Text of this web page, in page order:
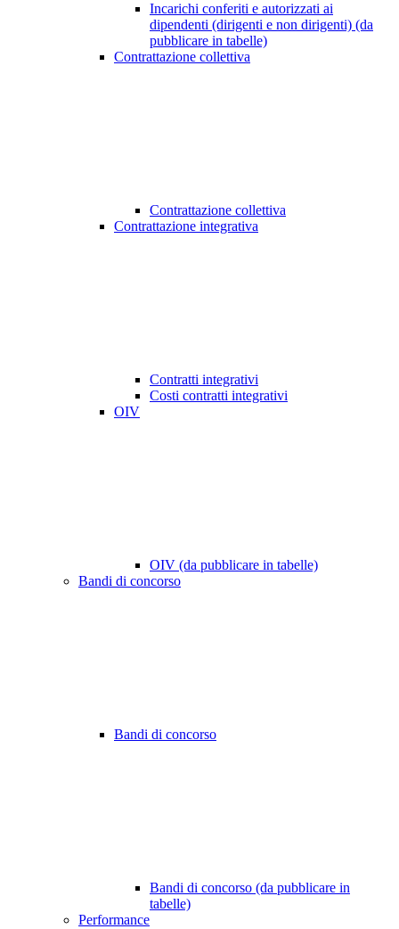
Incarichi conferiti e autorizzati ai
dipendenti (dirigenti e non dirigenti) (da
pubblicare in tabelle)
Contrattazione collettiva
Contrattazione collettiva
Contrattazione integrativa
Contratti integrativi
Costi contratti integrativi
OIV
OIV (da pubblicare in tabelle)
Bandi di concorso
Bandi di concorso
Bandi di concorso (da pubblicare in
tabelle)
Performance